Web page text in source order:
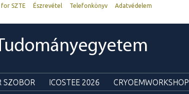
SZTE Észrevétel Telefonkönyv
Adatvédelem
SZOBOR ICOSTEE 2026